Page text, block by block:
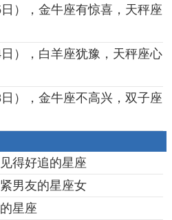
），金牛座有惊喜，天秤座
），白羊座犹豫，天秤座心
），金牛座不高兴，双子座
得好追的星座
男友的星座女
星座